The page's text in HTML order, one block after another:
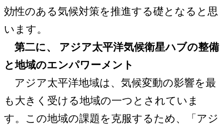
効性のある気候対策を推進する礎となると思
います。
第二に、 アジア太平洋気候衛星ハブの整備
と地域のエンパワーメント
アジア太平洋地域は、気候変動の影響を最
も大きく受ける地域の一つとされていま
す。この地域の課題を克服するため、「アジ